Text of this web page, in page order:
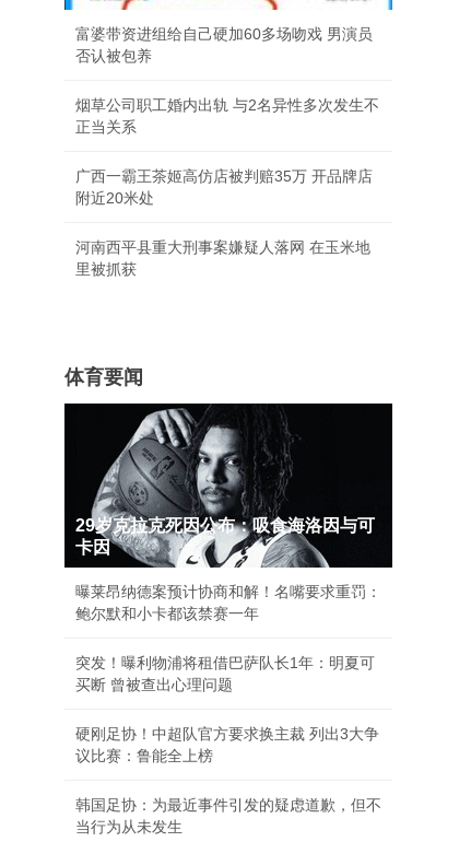
富婆带资进组给自己硬加60多场吻戏 男演员
否认被包养
烟草公司职工婚内出轨 与2名异性多次发生不
正当关系
广西一霸王茶姬高仿店被判赔35万 开品牌店
附近20米处
河南西平县重大刑事案嫌疑人落网 在玉米地
里被抓获
体育要闻
29岁克拉克死因公布：吸食海洛因与可
卡因
曝莱昂纳德案预计协商和解！名嘴要求重罚：
鲍尔默和小卡都该禁赛一年
突发！曝利物浦将租借巴萨队长1年：明夏可
买断 曾被查出心理问题
硬刚足协！中超队官方要求换主裁 列出3大争
议比赛：鲁能全上榜
韩国足协：为最近事件引发的疑虑道歉，但不
当行为从未发生